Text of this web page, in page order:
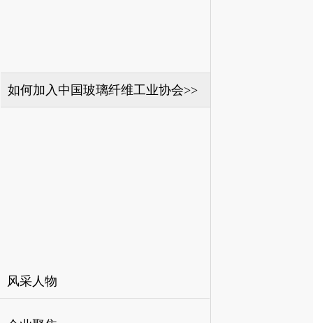
如何加入中国玻璃纤维工业协会>>
风采人物